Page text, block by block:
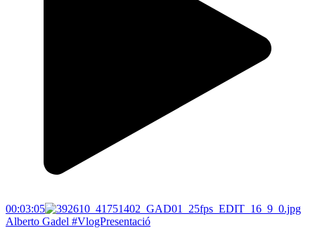
00:03:05
Alberto Gadel #VlogPresentació